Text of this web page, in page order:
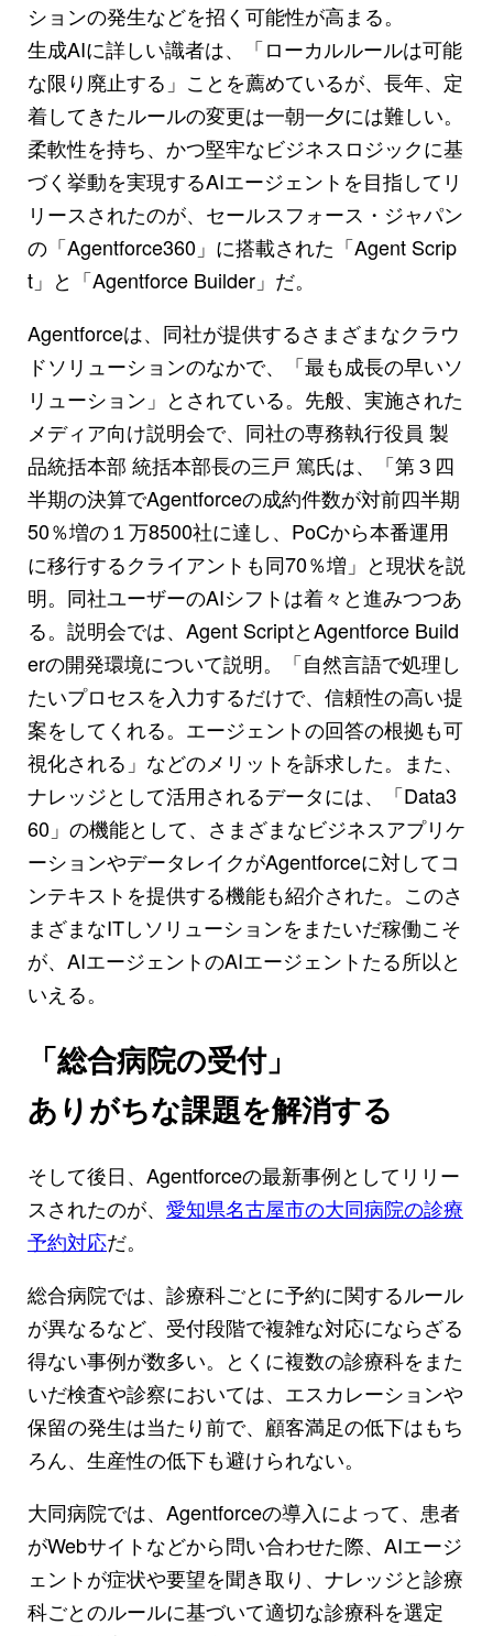
ションの発生などを招く可能性が高まる。
生成AIに詳しい識者は、「ローカルルールは可能
な限り廃止する」ことを薦めているが、長年、定
着してきたルールの変更は一朝一夕には難しい。
柔軟性を持ち、かつ堅牢なビジネスロジックに基
づく挙動を実現するAIエージェントを目指してリ
リースされたのが、セールスフォース・ジャパン
の「Agentforce360」に搭載された「Agent Scrip
t」と「Agentforce Builder」だ。
Agentforceは、同社が提供するさまざまなクラウ
ドソリューションのなかで、「最も成長の早いソ
リューション」とされている。先般、実施された
メディア向け説明会で、同社の専務執行役員 製
品統括本部 統括本部長の三戸 篤氏は、「第３四
半期の決算でAgentforceの成約件数が対前四半期
50％増の１万8500社に達し、PoCから本番運用
に移行するクライアントも同70％増」と現状を説
明。同社ユーザーのAIシフトは着々と進みつつあ
る。説明会では、Agent ScriptとAgentforce Build
erの開発環境について説明。「自然言語で処理し
たいプロセスを入力するだけで、信頼性の高い提
案をしてくれる。エージェントの回答の根拠も可
視化される」などのメリットを訴求した。また、
ナレッジとして活用されるデータには、「Data3
60」の機能として、さまざまなビジネスアプリケ
ーションやデータレイクがAgentforceに対してコ
ンテキストを提供する機能も紹介された。このさ
まざまなITしソリューションをまたいだ稼働こそ
が、AIエージェントのAIエージェントたる所以と
いえる。
「総合病院の受付」
ありがちな課題を解消する
そして後日、Agentforceの最新事例としてリリー
スされたのが、 愛知県名古屋市の大同病院の診療
予約対応だ。
総合病院では、診療科ごとに予約に関するルール
が異なるなど、受付段階で複雑な対応にならざる
得ない事例が数多い。とくに複数の診療科をまた
いだ検査や診察においては、エスカレーションや
保留の発生は当たり前で、顧客満足の低下はもち
ろん、生産性の低下も避けられない。
大同病院では、Agentforceの導入によって、患者
がWebサイトなどから問い合わせた際、AIエージ
ェントが症状や要望を聞き取り、ナレッジと診療
科ごとのルールに基づいて適切な診療科を選定